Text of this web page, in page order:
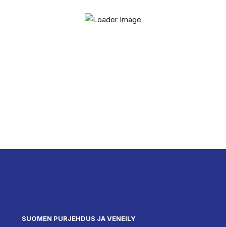
SUOMEN PURJEHDUS JA VENEILY